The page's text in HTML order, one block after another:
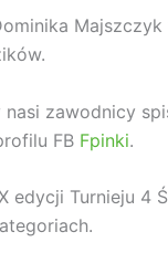
zawodnicy
FB Fpinki.
Turnieju 4